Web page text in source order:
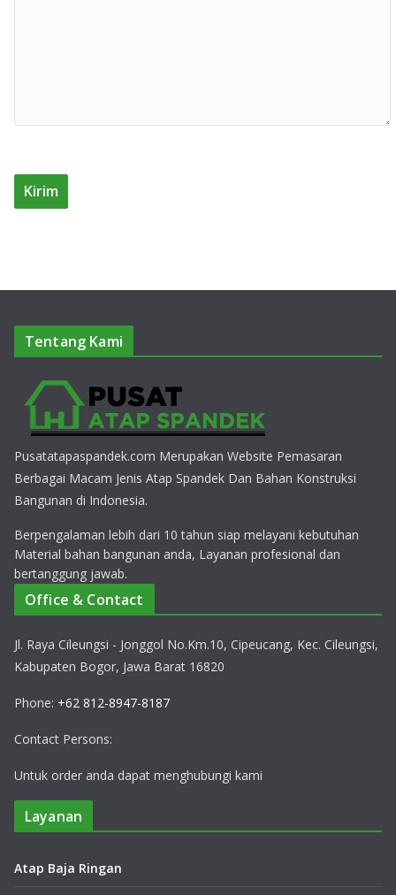
Tentang Kami
Pusatatapaspandek.com Merupakan Website Pemasaran
Berbagai Macam Jenis Atap Spandek Dan Bahan Konstruksi
Bangunan di Indonesia.
Berpengalaman lebih dari 10 tahun siap melayani kebutuhan
Material bahan bangunan anda, Layanan profesional dan
bertanggung jawab.
Office & Contact
Jl. Raya Cileungsi - Jonggol No.Km.10, Cipeucang, Kec. Cileungsi,
Kabupaten Bogor, Jawa Barat 16820
Phone: +62 812-8947-8187
Contact Persons:
Untuk order anda dapat menghubungi kami
Layanan
Atap Baja Ringan